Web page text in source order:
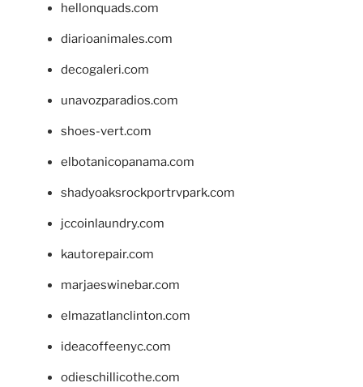
hellonquads.com
diarioanimales.com
decogaleri.com
unavozparadios.com
shoes-vert.com
elbotanicopanama.com
shadyoaksrockportrvpark.com
jccoinlaundry.com
kautorepair.com
marjaeswinebar.com
elmazatlanclinton.com
ideacoffeenyc.com
odieschillicothe.com